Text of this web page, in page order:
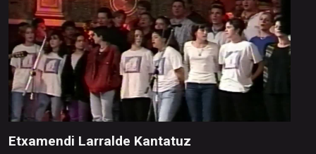
Etxamendi Larralde Kantatuz